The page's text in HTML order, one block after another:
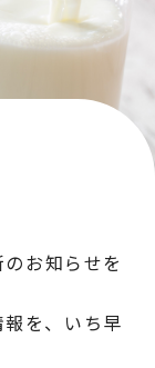
お知らせを
を、いち早